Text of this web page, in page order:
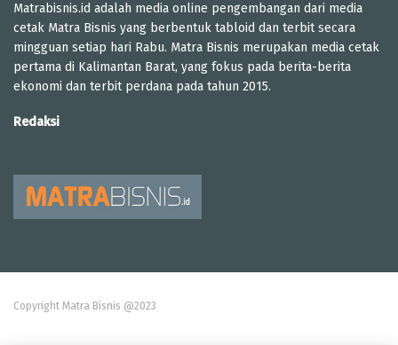
Matrabisnis.id adalah media online pengembangan dari media
cetak Matra Bisnis yang berbentuk tabloid dan terbit secara
mingguan setiap hari Rabu. Matra Bisnis merupakan media cetak
pertama di Kalimantan Barat, yang fokus pada berita-berita
ekonomi dan terbit perdana pada tahun 2015.
Redaksi
Copyright Matra Bisnis @2023